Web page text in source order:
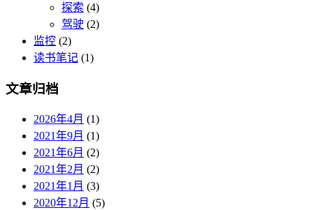
探索 (4)
驾驶 (2)
监控 (2)
读书笔记 (1)
文章归档
2026年4月 (1)
2021年9月 (1)
2021年6月 (2)
2021年2月 (2)
2021年1月 (3)
2020年12月 (5)